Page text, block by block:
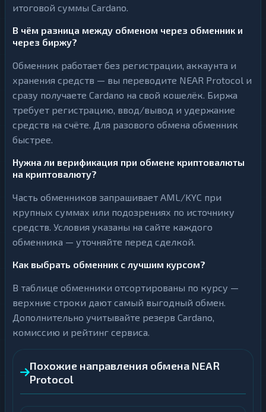
итоговой суммы Cardano.
В чём разница между обменом через обменник и
через биржу?
Обменник работает без регистрации, аккаунта и
хранения средств — вы переводите NEAR Protocol и
сразу получаете Cardano на свой кошелёк. Биржа
требует регистрацию, ввод/вывод и удержание
средств на счёте. Для разового обмена обменник
быстрее.
Нужна ли верификация при обмене криптовалюты
на криптовалюту?
Часть обменников запрашивает AML/KYC при
крупных суммах или подозрениях по источнику
средств. Условия указаны на сайте каждого
обменника — уточняйте перед сделкой.
Как выбрать обменник с лучшим курсом?
В таблице обменники отсортированы по курсу —
верхние строки дают самый выгодный обмен.
Дополнительно учитывайте резерв Cardano,
комиссию и рейтинг сервиса.
Похожие направления обмена NEAR
Protocol